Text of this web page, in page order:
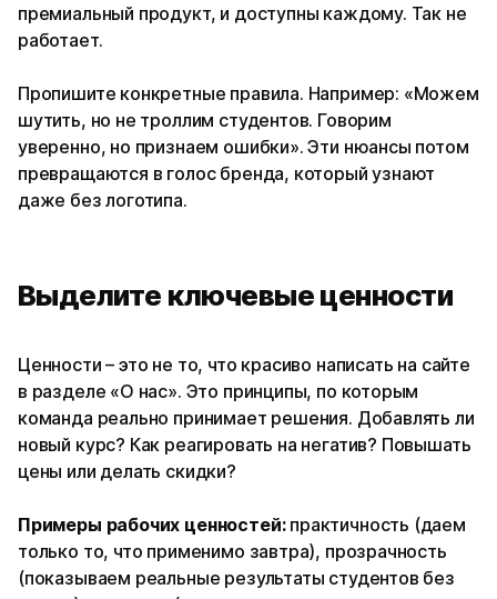
премиальный продукт, и доступны каждому. Так не
работает.
Пропишите конкретные правила. Например: «Можем
шутить, но не троллим студентов. Говорим
уверенно, но признаем ошибки». Эти нюансы потом
превращаются в голос бренда, который узнают
даже без логотипа.
Выделите ключевые ценности
Ценности – это не то, что красиво написать на сайте
в разделе «О нас». Это принципы, по которым
команда реально принимает решения. Добавлять ли
новый курс? Как реагировать на негатив? Повышать
цены или делать скидки?
Примеры рабочих ценностей:практичность (даем
только то, что применимо завтра), прозрачность
(показываем реальные результаты студентов без